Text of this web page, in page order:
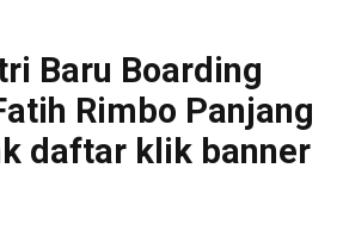
Baru Boarding
Rimbo Panjang
daftar klik banner